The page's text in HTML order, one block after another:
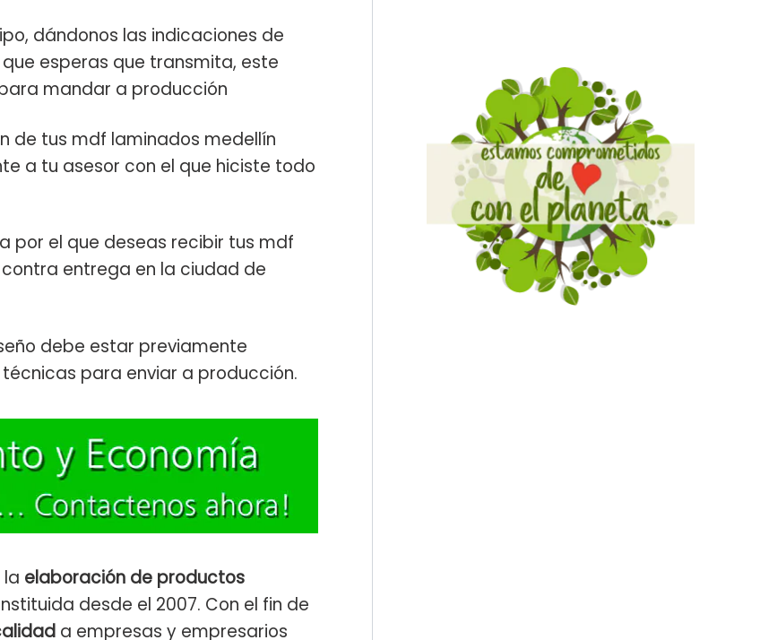
dándonos las indicaciones de
esperas que transmita, este
mandar a producción
de tus mdf laminados medellín
a tu asesor con el que hiciste todo
por el que deseas recibir tus mdf
entrega en la ciudad de
debe estar previamente
para enviar a producción.
elaboración de productos
desde el 2007. Con el fin de
a empresas y empresarios